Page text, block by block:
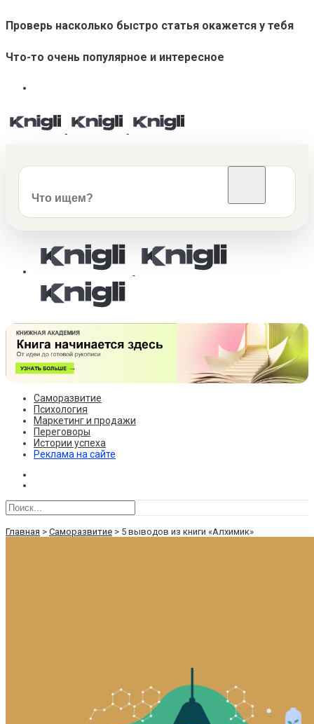
Проверь насколько быстро статья окажется у тебя
Что-то очень популярное и интересное
Саморазвитие
Психология
Маркетинг и продажи
Переговоры
Истории успеха
Реклама на сайте
Главная > Саморазвитие > 5 выводов из книги «Алхимик»